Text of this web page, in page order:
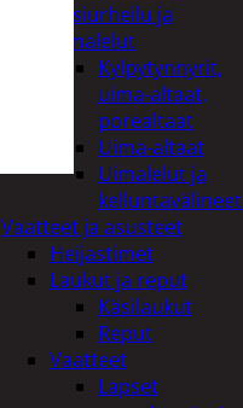
Vesiurheilu ja
uimalelut
Kylpytynnyrit,
uima-altaat,
porealtaat
Uima-altaat
Uimalelut ja
kelluntavälineet
Vaatteet ja asusteet
Heijastimet
Laukut ja reput
Käsilaukut
Reput
Vaatteet
Lapset